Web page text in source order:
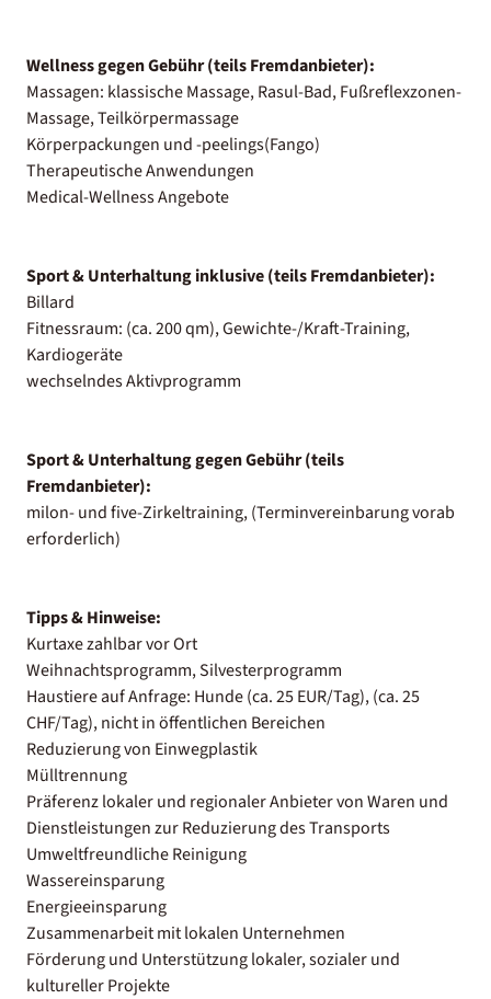
Wellness gegen Gebühr (teils Fremdanbieter):
Massagen: klassische Massage, Rasul-Bad, Fußreflexzonen-
Massage, Teilkörpermassage
Körperpackungen und -peelings(Fango)
Therapeutische Anwendungen
Medical-Wellness Angebote
Sport & Unterhaltung inklusive (teils Fremdanbieter):
Billard
Fitnessraum: (ca. 200 qm), Gewichte-/Kraft-Training,
Kardiogeräte
wechselndes Aktivprogramm
Sport & Unterhaltung gegen Gebühr (teils
Fremdanbieter):
milon- und five-Zirkeltraining, (Terminvereinbarung vorab
erforderlich)
Tipps & Hinweise:
Kurtaxe zahlbar vor Ort
Weihnachtsprogramm, Silvesterprogramm
Haustiere auf Anfrage: Hunde (ca. 25 EUR/Tag), (ca. 25
CHF/Tag), nicht in öffentlichen Bereichen
Reduzierung von Einwegplastik
Mülltrennung
Präferenz lokaler und regionaler Anbieter von Waren und
Dienstleistungen zur Reduzierung des Transports
Umweltfreundliche Reinigung
Wassereinsparung
Energieeinsparung
Zusammenarbeit mit lokalen Unternehmen
Förderung und Unterstützung lokaler, sozialer und
kultureller Projekte